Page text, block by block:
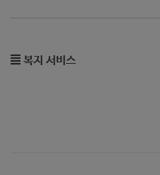
복지 서비스